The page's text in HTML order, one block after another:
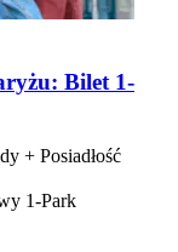
Bilet 1-
+ Posiadłość
1-Park